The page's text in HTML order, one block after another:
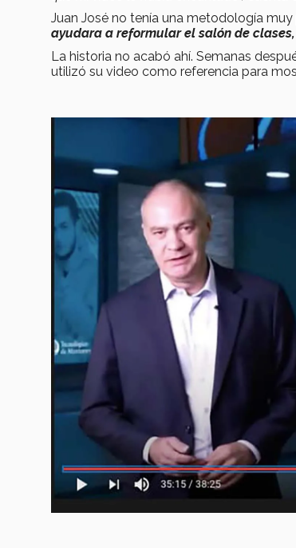
Juan José no tenía una metodología
ayudara a reformular el salón de
La historia no acabó ahí. Semanas
utilizó su video como referencia para